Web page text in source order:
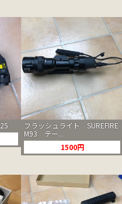
フラッシュライト SUREFIRE
M93 テー...
1500円